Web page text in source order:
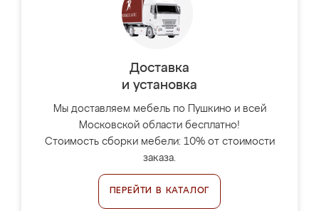
Доставка
и установка
Мы доставляем мебель по Пушкино и всей
Московской области бесплатно!
Стоимость сборки мебели: 10% от стоимости
заказа.
ПЕРЕЙТИ В КАТАЛОГ